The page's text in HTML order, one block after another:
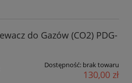
do Gazów (CO2) PDG-
Dostępność: brak towaru
130,00 zł